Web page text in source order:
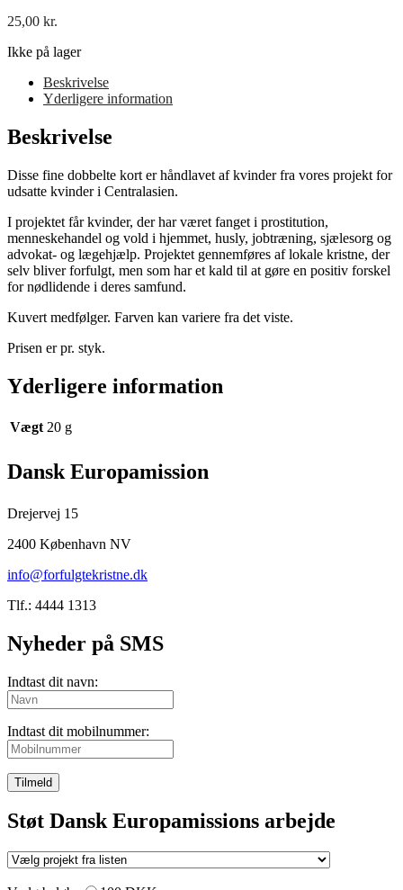
25,00 kr.
Ikke på lager
Beskrivelse
Yderligere information
Beskrivelse
Disse fine dobbelte kort er håndlavet af kvinder fra vores projekt for
udsatte kvinder i Centralasien.
I projektet får kvinder, der har været fanget i prostitution,
menneskehandel og vold i hjemmet, husly, jobtræning, sjælesorg og
advokat- og lægehjælp. Projektet gennemføres af lokale kristne, der
selv bliver forfulgt, men som har et kald til at gøre en positiv forskel
for nødlidende i deres samfund.
Kuvert medfølger. Farven kan variere fra det viste.
Prisen er pr. styk.
Yderligere information
Vægt 20 g
Dansk Europamission
Drejervej 15
2400 København NV
info@forfulgtekristne.dk
Tlf.: 4444 1313
Nyheder på SMS
Indtast dit navn:
Indtast dit mobilnummer:
Tilmeld
Støt Dansk Europamissions arbejde